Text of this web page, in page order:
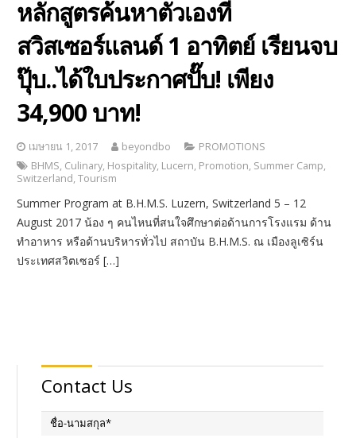
หลักสูตรค้นหาตัวเองที่
สวิสเซอร์แลนด์ 1 อาทิตย์ เรียนจบ
ปุ๊บ..ได้ใบประกาศปั๊บ! เพียง
34,900 บาท!
เมษายน 1, 2017 beyondbo
PROMOTIONS
BHMS, Culinary, Hospitality, Lucern, Promotion, Summer Camp,
Switzerland, Tourism
Summer Program at B.H.M.S. Luzern, Switzerland 5 – 12
August 2017 น้อง ๆ คนไหนที่สนใจศึกษาต่อด้านการโรงแรม ด้าน
ทำอาหาร หรือด้านบริหารทั่วไป สถาบัน B.H.M.S. ณ เมืองลูเซิร์น
ประเทศสวิตเซอร์ […]
Contact Us